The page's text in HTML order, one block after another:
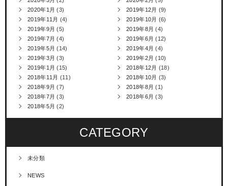
2020年1月 (3) 2019年12月 (9)
2019年11月 (4) 2019年10月 (6)
2019年9月 (5) 2019年8月 (4)
2019年7月 (4) 2019年6月 (12)
2019年5月 (14) 2019年4月 (4)
2019年3月 (3) 2019年2月 (10)
2019年1月 (15) 2018年12月 (18)
2018年11月 (11) 2018年10月 (3)
2018年9月 (7) 2018年8月 (1)
2018年7月 (3) 2018年6月 (3)
2018年5月 (2)
CATEGORY
未分類
NEWS